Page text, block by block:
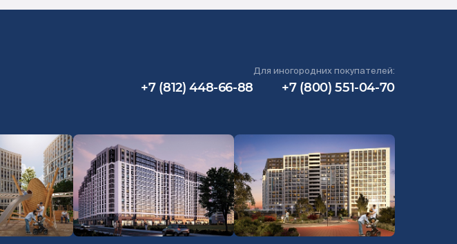
+7 (812) 448-66-88
Для иногородних покупателей:
+7 (800) 551-04-70